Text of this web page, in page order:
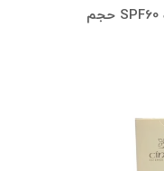
کرم ضد آفتاب نرمال سینره SPF60 حجم